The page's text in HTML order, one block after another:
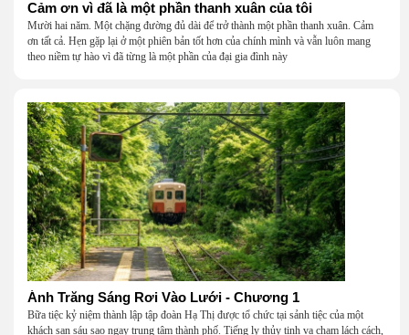
Cảm ơn vì đã là một phần thanh xuân của tôi
Mười hai năm. Một chặng đường đủ dài để trở thành một phần thanh xuân. Cảm
ơn tất cả. Hẹn gặp lại ở một phiên bản tốt hơn của chính mình và vẫn luôn mang
theo niềm tự hào vì đã từng là một phần của đại gia đình này
Ánh Trăng Sáng Rơi Vào Lưới - Chương 1
Bữa tiệc kỷ niệm thành lập tập đoàn Hạ Thị được tổ chức tại sảnh tiệc của một
khách sạn sáu sao ngay trung tâm thành phố. Tiếng ly thủy tinh va chạm lách cách,